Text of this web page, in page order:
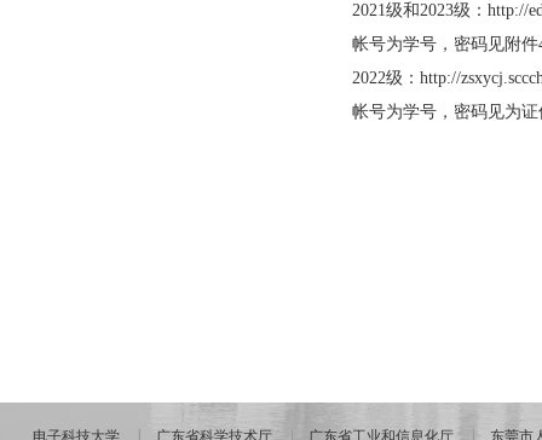
2021级和2023级： http://
帐号为学号，密码见附件
2022级： http://
帐号为学号，密码见为证
电子科技大学 广东省科学技术厅 广东省工业和信息化厅 东莞市